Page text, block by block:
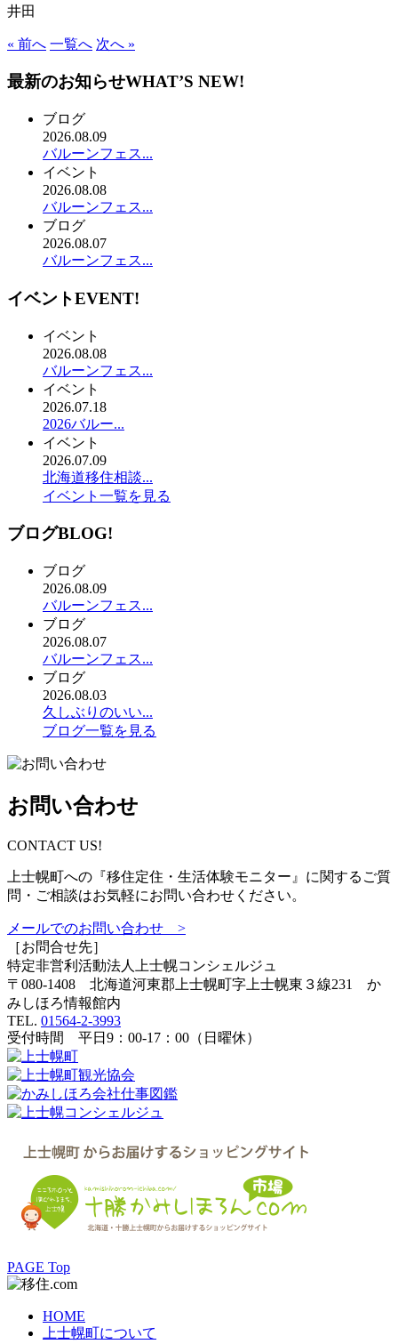
井田
« 前へ 一覧へ 次へ »
最新のお知らせWHAT’S NEW!
ブログ
2026.08.09
バルーンフェス...
イベント
2026.08.08
バルーンフェス...
ブログ
2026.08.07
バルーンフェス...
イベントEVENT!
イベント
2026.08.08
バルーンフェス...
イベント
2026.07.18
2026バルー...
イベント
2026.07.09
北海道移住相談...
イベント一覧を見る
ブログBLOG!
ブログ
2026.08.09
バルーンフェス...
ブログ
2026.08.07
バルーンフェス...
ブログ
2026.08.03
久しぶりのいい...
ブログ一覧を見る
お問い合わせ
CONTACT US!
上士幌町への『移住定住・生活体験モニター』に関するご質
問・ご相談はお気軽にお問い合わせください。
メールでのお問い合わせ >
［お問合せ先］
特定非営利活動法人
上士幌コンシェルジュ
〒080-1408 北海道河東郡上士幌町字上士幌東３線231 か
みしほろ情報館内
TEL. 01564-2-3993
受付時間 平日9：00-17：00（日曜休）
PAGE Top
HOME
上士幌町について